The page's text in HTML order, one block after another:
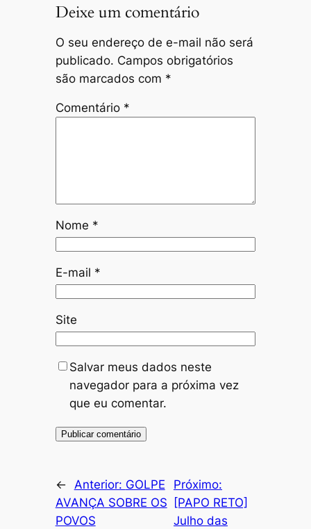
Deixe um comentário
O seu endereço de e-mail não será
publicado. Campos obrigatórios
são marcados com *
Comentário *
Nome *
E-mail *
Site
Salvar meus dados neste
navegador para a próxima vez
que eu comentar.
← Anterior: GOLPE
AVANÇA SOBRE OS
POVOS
Próximo:
[PAPO RETO]
Julho das